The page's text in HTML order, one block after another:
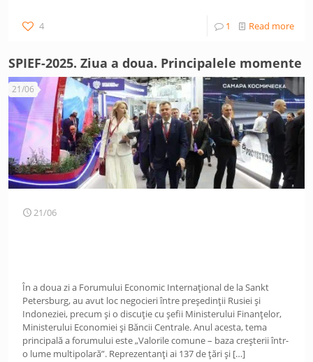
4 1 Read more
SPIEF-2025. Ziua a doua. Principalele momente
21/06
21/06
În a doua zi a Forumului Economic Internațional de la Sankt
Petersburg, au avut loc negocieri între președinții Rusiei și
Indoneziei, precum și o discuție cu șefii Ministerului Finanțelor,
Ministerului Economiei și Băncii Centrale. Anul acesta, tema
principală a forumului este „Valorile comune – baza creșterii într-
o lume multipolară”. Reprezentanți ai 137 de țări și […]